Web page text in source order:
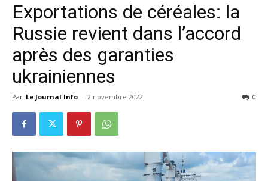
Exportations de céréales: la
Russie revient dans l’accord
après des garanties
ukrainiennes
Par Le Journal Info - 2 novembre 2022 0